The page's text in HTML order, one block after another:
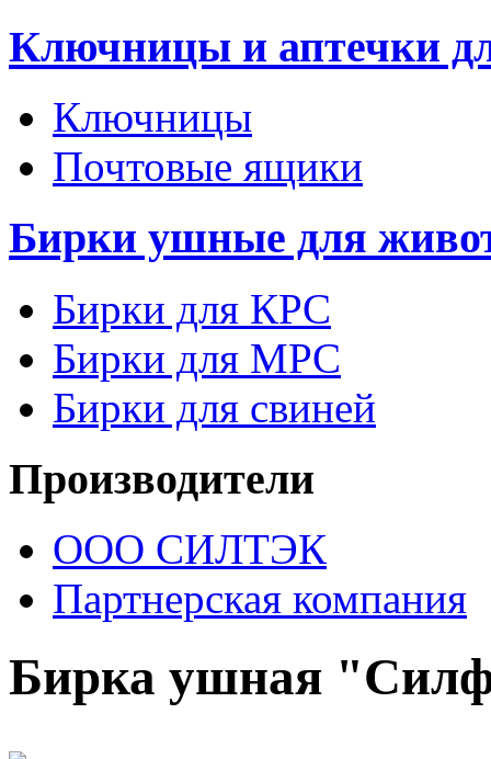
Ключницы и аптечки
Ключницы
Почтовые ящики
Бирки ушные для
Бирки для КРС
Бирки для МРС
Бирки для свиней
Производители
ООО СИЛТЭК
Партнерская компания
Бирка ушная